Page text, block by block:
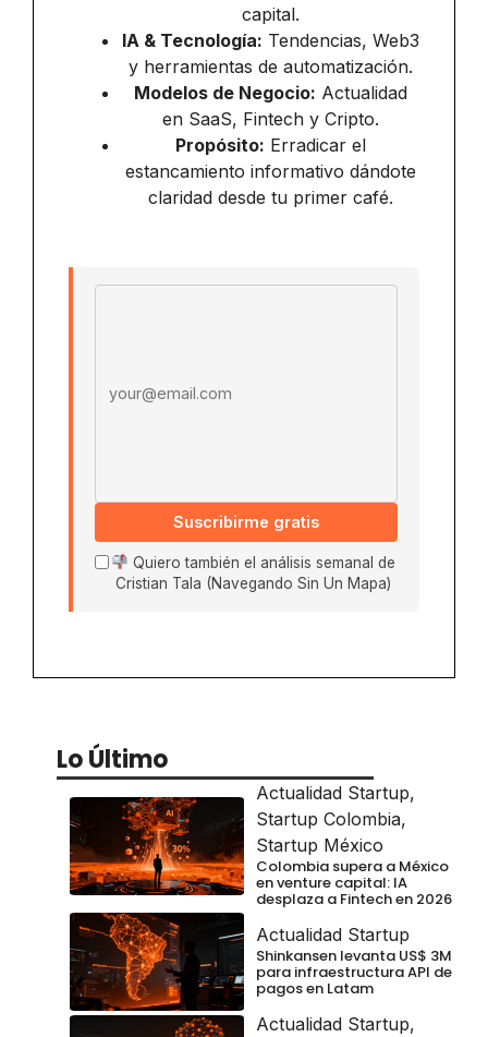
capital.
IA & Tecnología: Tendencias, Web3
y herramientas de automatización.
Modelos de Negocio: Actualidad
en SaaS, Fintech y Cripto.
Propósito: Erradicar el
estancamiento informativo dándote
claridad desde tu primer café.
Suscribirme gratis
Quiero también el análisis semanal de
Cristian Tala (Navegando Sin Un Mapa)
Lo Último
Actualidad Startup,
Startup Colombia,
Startup México
Colombia supera a México
en venture capital: IA
desplaza a Fintech en 2026
Actualidad Startup
Shinkansen levanta US$ 3M
para infraestructura API de
pagos en Latam
Actualidad Startup,